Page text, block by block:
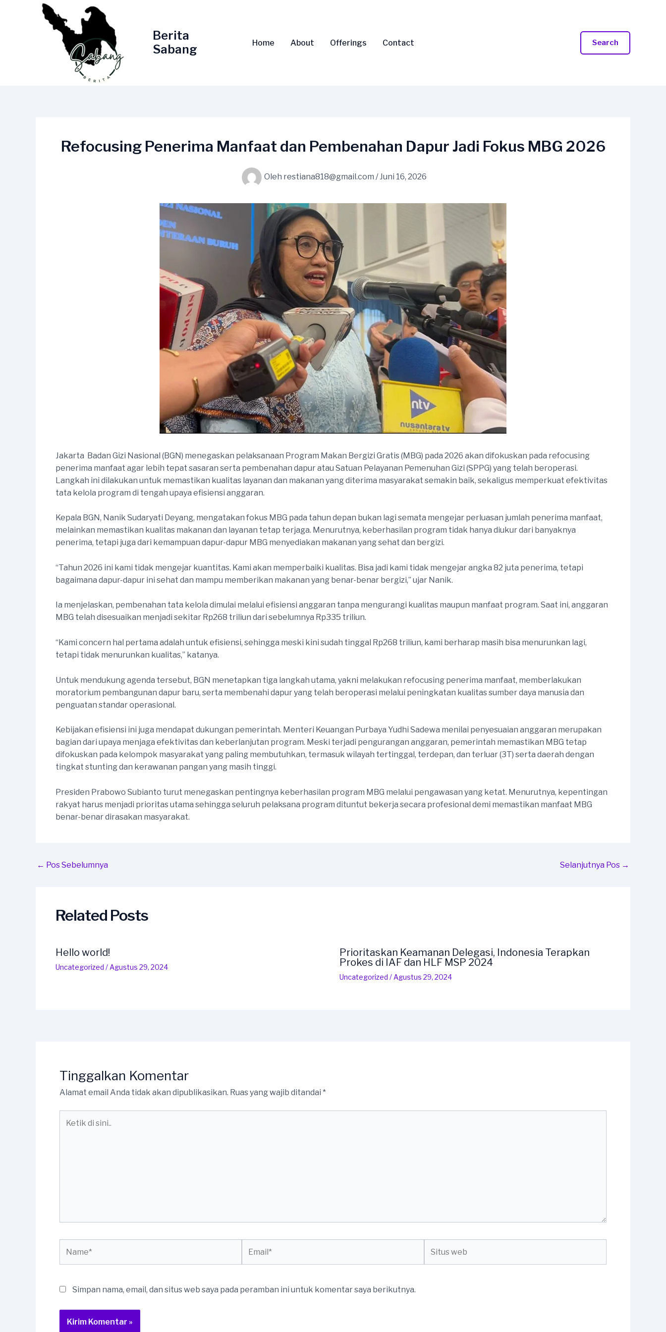
Berita
Sabang
Home About Offerings Contact Search
Refocusing Penerima Manfaat dan Pembenahan Dapur Jadi Fokus MBG 2026
Oleh restiana818@gmail.com /Juni 16, 2026
Jakarta  Badan Gizi Nasional (BGN) menegaskan pelaksanaan Program Makan Bergizi Gratis (MBG) pada 2026 akan difokuskan pada refocusing
penerima manfaat agar lebih tepat sasaran serta pembenahan dapur atau Satuan Pelayanan Pemenuhan Gizi (SPPG) yang telah beroperasi.
Langkah ini dilakukan untuk memastikan kualitas layanan dan makanan yang diterima masyarakat semakin baik, sekaligus memperkuat efektivitas
tata kelola program di tengah upaya efisiensi anggaran.
Kepala BGN, Nanik Sudaryati Deyang, mengatakan fokus MBG pada tahun depan bukan lagi semata mengejar perluasan jumlah penerima manfaat,
melainkan memastikan kualitas makanan dan layanan tetap terjaga. Menurutnya, keberhasilan program tidak hanya diukur dari banyaknya
penerima, tetapi juga dari kemampuan dapur-dapur MBG menyediakan makanan yang sehat dan bergizi.
“Tahun 2026 ini kami tidak mengejar kuantitas. Kami akan memperbaiki kualitas. Bisa jadi kami tidak mengejar angka 82 juta penerima, tetapi
bagaimana dapur-dapur ini sehat dan mampu memberikan makanan yang benar-benar bergizi,” ujar Nanik.
Ia menjelaskan, pembenahan tata kelola dimulai melalui efisiensi anggaran tanpa mengurangi kualitas maupun manfaat program. Saat ini, anggaran
MBG telah disesuaikan menjadi sekitar Rp268 triliun dari sebelumnya Rp335 triliun.
“Kami concern hal pertama adalah untuk efisiensi, sehingga meski kini sudah tinggal Rp268 triliun, kami berharap masih bisa menurunkan lagi,
tetapi tidak menurunkan kualitas,” katanya.
Untuk mendukung agenda tersebut, BGN menetapkan tiga langkah utama, yakni melakukan refocusing penerima manfaat, memberlakukan
moratorium pembangunan dapur baru, serta membenahi dapur yang telah beroperasi melalui peningkatan kualitas sumber daya manusia dan
penguatan standar operasional.
Kebijakan efisiensi ini juga mendapat dukungan pemerintah. Menteri Keuangan Purbaya Yudhi Sadewa menilai penyesuaian anggaran merupakan
bagian dari upaya menjaga efektivitas dan keberlanjutan program. Meski terjadi pengurangan anggaran, pemerintah memastikan MBG tetap
difokuskan pada kelompok masyarakat yang paling membutuhkan, termasuk wilayah tertinggal, terdepan, dan terluar (3T) serta daerah dengan
tingkat stunting dan kerawanan pangan yang masih tinggi.
Presiden Prabowo Subianto turut menegaskan pentingnya keberhasilan program MBG melalui pengawasan yang ketat. Menurutnya, kepentingan
rakyat harus menjadi prioritas utama sehingga seluruh pelaksana program dituntut bekerja secara profesional demi memastikan manfaat MBG
benar-benar dirasakan masyarakat.
Post
← Pos Sebelumnya Selanjutnya Pos →
Related Posts
Hello world!
Uncategorized / Agustus 29, 2024
Prioritaskan Keamanan Delegasi, Indonesia Terapkan
Prokes di IAF dan HLF MSP 2024
Uncategorized / Agustus 29, 2024
Tinggalkan Komentar
Alamat email Anda tidak akan dipublikasikan. Ruas yang wajib ditandai *
web
Simpan nama, email, dan situs web saya pada peramban ini untuk komentar saya berikutnya.